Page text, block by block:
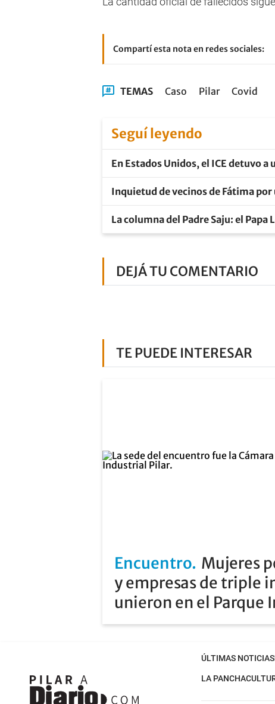
Compartí esta nota en redes sociales:
TEMAS Caso Pilar Covid
Seguí leyendo
En Estados Unidos, el ICE detuvo a
Inquietud de vecinos de Fátima por
La columna del Padre Saju: el
DEJÁ TU COMENTARIO
TE PUEDE INTERESAR
Encuentro Mujeres
y empresas de triple
unieron en el Parque
ÚLTIMAS NOTICIAS
LA PANCHA